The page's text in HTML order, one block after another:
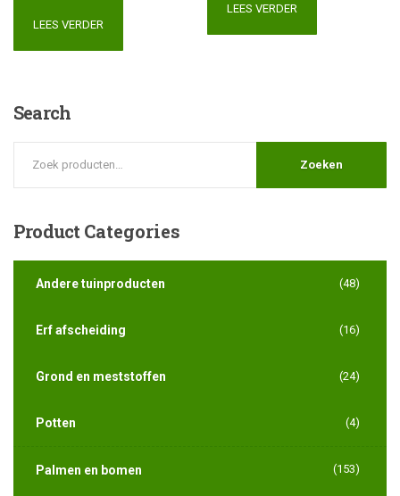
LEES VERDER
LEES VERDER
Search
Zoeken
Product Categories
Andere tuinproducten (48)
Erf afscheiding (16)
Grond en meststoffen (24)
Potten (4)
Palmen en bomen (153)